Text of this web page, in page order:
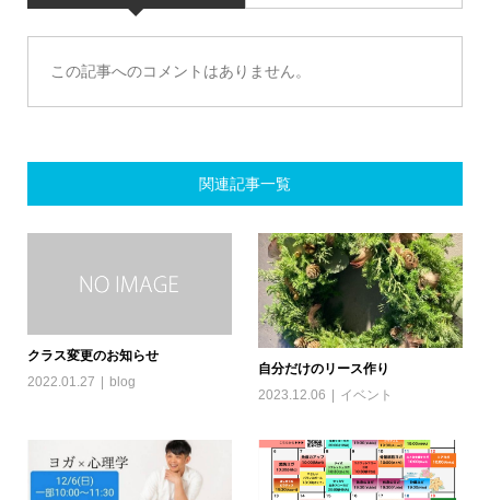
この記事へのコメントはありません。
関連記事一覧
クラス変更のお知らせ
2022.01.27
blog
自分だけのリース作り
2023.12.06
イベント